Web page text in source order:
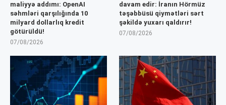
maliyyə addımı: OpenAI
səhmləri qarşılığında 10
milyard dollarlıq kredit
götürüldü!
07/08/2026
davam edir: İranın Hörmüz
təşəbbüsü qiymətləri sərt
şəkildə yuxarı qaldırır!
07/08/2026